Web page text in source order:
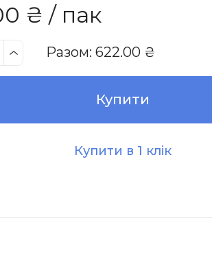
₴ / пак
Разом: 622.00 ₴
Купити
Купити в 1 клік